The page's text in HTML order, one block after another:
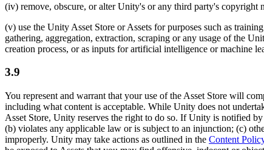
(iv) remove, obscure, or alter Unity's or any third party's copyright
(v) use the Unity Asset Store or Assets for purposes such as
gathering, aggregation, extraction, scraping or any usage of the
creation process, or as inputs for artificial intelligence or machine
3.9
You represent and warrant that your use of the Asset Store will
including what content is acceptable. While Unity does not
Asset Store, Unity reserves the right to do so. If Unity is notified
(b) violates any applicable law or is subject to an injunction; (c)
improperly. Unity may take actions as outlined in the Content